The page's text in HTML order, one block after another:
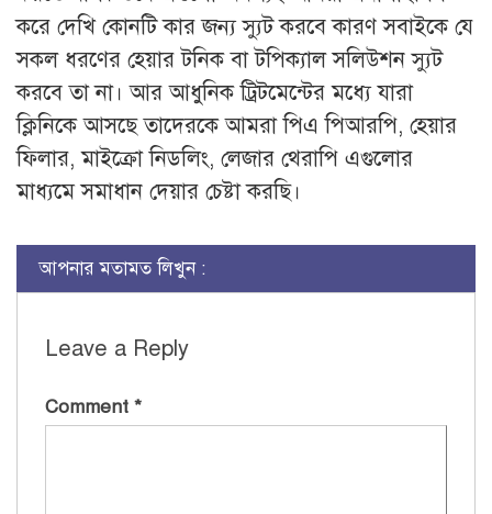
করে দেখি কোনটি কার জন্য স্যুট করবে কারণ সবাইকে যে
সকল ধরণের হেয়ার টনিক বা টপিক্যাল সলিউশন স্যুট
করবে তা না। আর আধুনিক ট্রিটমেন্টের মধ্যে যারা
ক্লিনিকে আসছে তাদেরকে আমরা পিএ পিআরপি, হেয়ার
ফিলার, মাইক্রো নিডলিং, লেজার থেরাপি এগুলোর
মাধ্যমে সমাধান দেয়ার চেষ্টা করছি।
আপনার মতামত লিখুন :
Leave a Reply
Comment *